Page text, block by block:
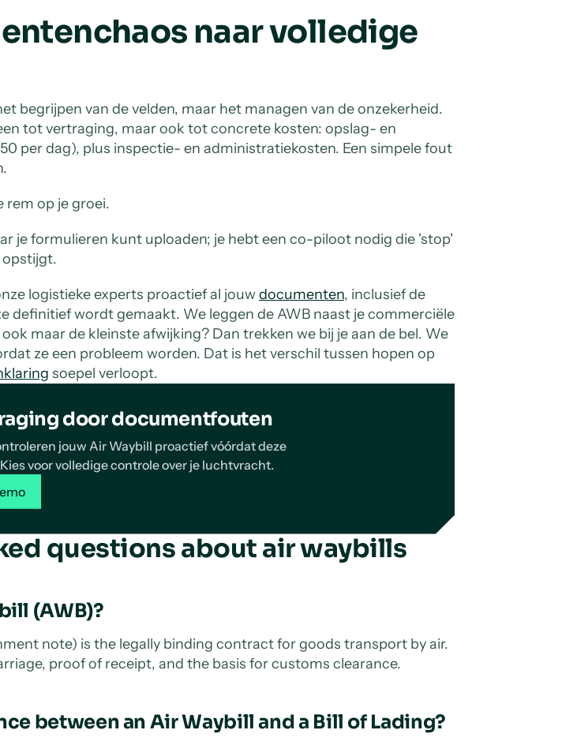
naar volledige
begrijpen van de velden, maar het managen van de onzekerheid.
tot vertraging, maar ook tot concrete kosten: opslag- en
per dag), plus inspectie- en administratiekosten. Een simpele fout
rem op je groei.
je formulieren kunt uploaden; je hebt een co-piloot nodig die 'stop'
logistieke experts proactief al jouw documenten, inclusief de
definitief wordt gemaakt. We leggen de AWB naast je commerciële
maar de kleinste afwijking? Dan trekken we bij je aan de bel. We
ze een probleem worden. Dat is het verschil tussen hopen op
soepel verloopt.
door documentfouten
jouw Air Waybill proactief vóórdat deze
voor volledige controle over je luchtvracht.
questions about air waybills
(AWB)?
note) is the legally binding contract for goods transport by air.
proof of receipt, and the basis for customs clearance.
between an Air Waybill and a Bill of Lading?